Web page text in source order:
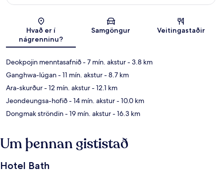
Kort
Hvað er í
nágrenninu?
Samgöngur Veitingastaðir
Deokpojin menntasafnið- 7 mín. akstur- 3.8 km
Ganghwa-lúgan- 11 mín. akstur- 8.7 km
Ara-skurður- 12 mín. akstur- 12.1 km
Jeondeungsa-hofið- 14 mín. akstur- 10.0 km
Dongmak ströndin- 19 mín. akstur- 16.3 km
Um þennan gististað
Hotel Bath